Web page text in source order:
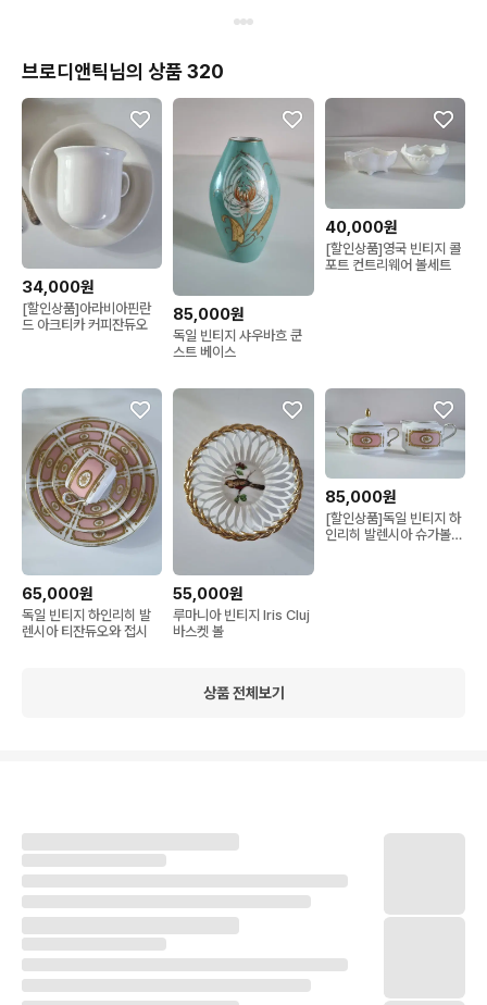
브로디앤틱님의 상품 320
34,000원
[할인상품]아라비아핀란
드 아크티카 커피잔듀오
85,000원
독일 빈티지 샤우바흐 쿤
스트 베이스
40,000원
[할인상품]영국 빈티지 콜
포트 컨트리웨어 볼세트
65,000원
독일 빈티지 하인리히 발
렌시아 티잔듀오와 접시
55,000원
루마니아 빈티지 Iris Cluj
바스켓 볼
85,000원
[할인상품]독일 빈티지 하
인리히 발렌시아 슈가볼과
상품 전체보기